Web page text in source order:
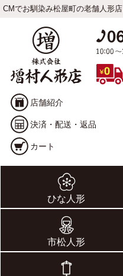
CMでお馴染み松屋町の老舗人形
店舗紹介
決済・配送・返品
カート
ひな人形
市松人形